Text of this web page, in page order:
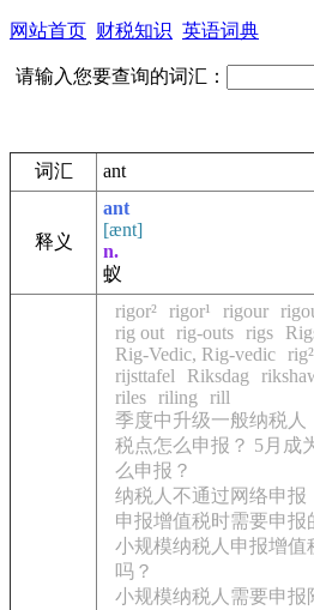
网站首页 财税知识 英语词典
请输入您要查询的词汇：
词汇 ant
释义
ant
[ænt]
n.
蚁
rigor² rigor¹ rigour
rig out rig-outs rigs
Rig-Vedic, Rig-vedic rig²
rijsttafel
Riksdag
riles riling
rill
季度中升级一般纳税人
税点怎么申报？ 5月成
么申报？
纳税人不通过网络申报
申报增值税时需要申报
小规模纳税人申报增值
吗？
小规模纳税人需要申报